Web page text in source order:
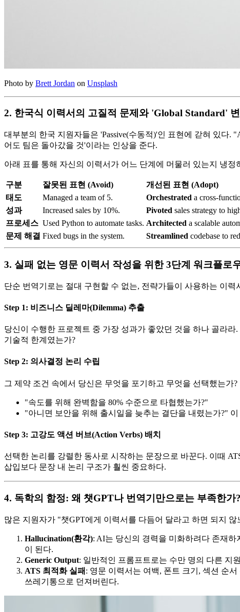
Photo by Brett Jordan on Unsplash
2. 한국식 이력서의 고질적 문제와 'Global Standard'
대부분의 한국 지원자들은 'Passive(수동적)'인 표현에 갇혀 있다.
어도 팀은 돌아갔을 것'이라는 인상을 준다.
아래 표를 통해 자신의 이력서가 어느 단계에 머물러 있는지 냉정
구분 잘못된 표현 (Avoid) 개선된 표현 (Adopt)
태도
Managed a team of 5. Orchestrated a cross-
성과
Increased sales by 10%. Pivoted sales strategy to
프로세스 Used Python to automate tasks. Architected a scalable
문제 해결 Fixed bugs in the system. Streamlined codebase to
3. 실패 없는 영문 이력서 작성을 위한 3단계 워크플로
단순 번역기로는 절대 구현할 수 없는, 전략가들이 사용하는 이력
Step 1: 비즈니스 딜레마(Dilemma) 추출
당신이 수행한 프로젝트 중 가장 성과가 좋았던 것을 하나 골라
기술적 한계였는가?
Step 2: 의사결정 논리 수립
그 제약 조건 속에서 당신은 무엇을 포기하고 무엇을 선택했는가?
"속도를 위해 완벽함을 80% 수준으로 타협했는가?"
"아니면 보안을 위해 출시일을 늦추는 결단을 내렸는가?"
Step 3: 고강도 액션 버브(Action Verbs) 배치
선택한 논리를 강렬한 동사로 시작하는 문장으로 바꾼다. 이때
삽입보다 문장 내 논리 구조가 훨씬 중요하다.
4. 독학의 함정: 왜 챗GPT나 번역기만으로는 부족한가?
많은 지원자가 "챗GPT에게 이력서를 다듬어 달라고 하면 되지
Hallucination(환각): AI는 당신의 경력을 미화하려다 존재
이 된다.
Generic Output: 일반적인 프롬프트로는 수만 명의 다른 지
ATS 최적화 실패 : 영문 이력서는 여백, 폰트 크기, 섹션 순
쓰레기통으로 던져버린다.